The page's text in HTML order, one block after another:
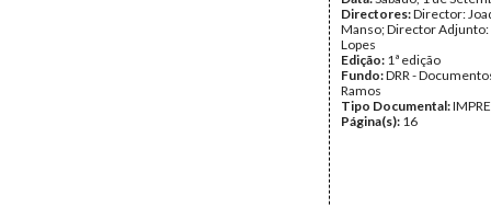
Directores:Director:
Manso; Director
Lopes
Edição: 1ª edição
Fundo:DRR -
Ramos
Tipo Documental:
Página(s): 16